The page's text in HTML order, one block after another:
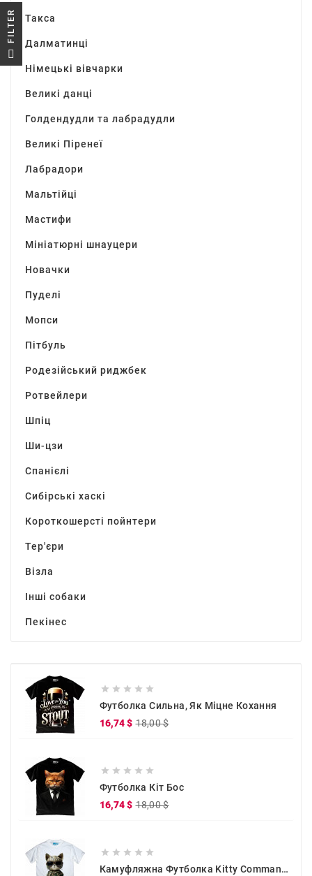
Такса
Далматинці
Німецькі вівчарки
Великі данці
Голдендудли та лабрадудли
Великі Піренеї
Лабрадори
Мальтійці
Мастифи
Мініатюрні шнауцери
Новачки
Пуделі
Мопси
Пітбуль
Родезійський риджбек
Ротвейлери
Шпіц
Ши-цзи
Спанієлі
Сибірські хаскі
Короткошерсті пойнтери
Тер'єри
Візла
Інші собаки
Пекінес
    
Футболка Сильна, Як Міцне Кохання
16,74 $ 18,00 $
    
Футболка Кіт Бос
16,74 $ 18,00 $
    
Камуфляжна Футболка Kitty Commander
R